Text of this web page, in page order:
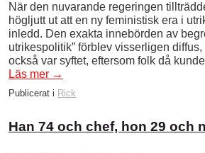
När den nuvarande regeringen
högljutt ut att en ny feministisk era i
inledd. Den exakta innebörden av
utrikespolitik” förblev visserligen
också var syftet, eftersom folk då
Läs mer →
Publicerat i Rick
Han 74 och chef, hon 29 och